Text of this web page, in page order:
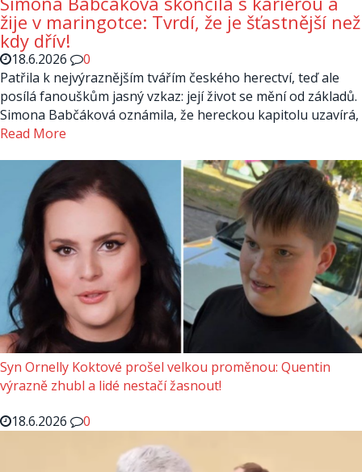
žije v maringotce: Tvrdí, že je šťastnější než
kdy dřív!
18.6.2026
0
Patřila k nejvýraznějším tvářím českého herectví, teď ale
posílá fanouškům jasný vzkaz: její život se mění od základů.
Simona Babčáková oznámila, že hereckou kapitolu uzavírá,
Read More
Syn Ornelly Koktové prošel velkou proměnou: Quentin
výrazně zhubl a lidé nestačí žasnout!
18.6.2026
0